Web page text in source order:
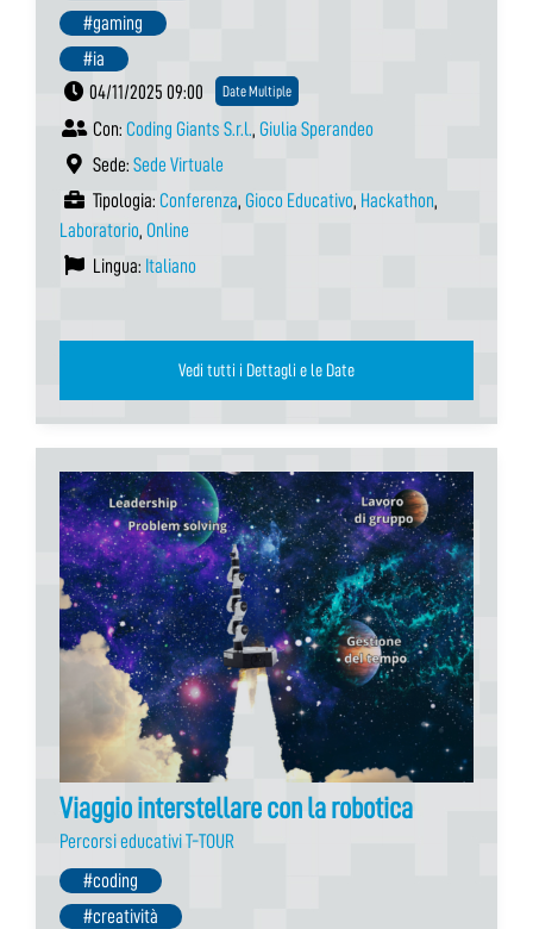
#gaming
#ia
04/11/2025 09:00
Date Multiple
Con: Coding Giants S.r.l., Giulia Sperandeo
Sede: Sede Virtuale
Tipologia: Conferenza, Gioco Educativo, Hackathon,
Laboratorio, Online
Lingua: Italiano
Vedi tutti i Dettagli e le Date
Viaggio interstellare con la robotica
Percorsi educativi T-TOUR
#coding
#creatività